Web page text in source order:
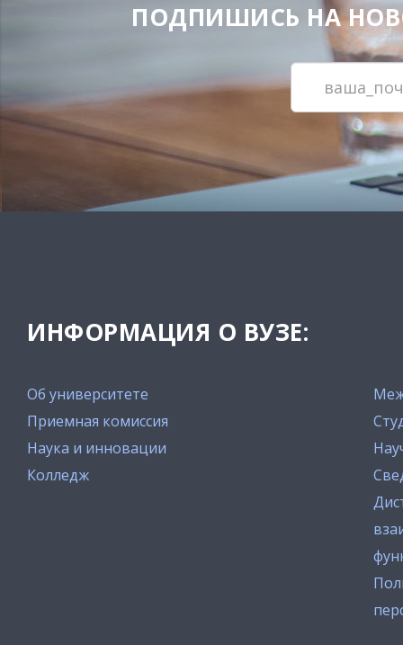
ПОДПИШИСЬ НА
ИНФОРМАЦИЯ О ВУЗЕ:
Об университете
Приемная комиссия
Наука и инновации
Колледж